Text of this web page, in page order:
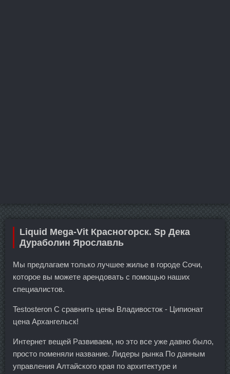
Liquid Mega-Vit Красногорск. Sp Дека
Дураболин Ярославль
Мы предлагаем только лучшее жилье в городе Сочи,
которое вы можете арендовать с помощью наших
специалистов.
Testosteron C сравнить цены Владивосток - Ципионат
цена Архангельск!
Интернет вещей Развиваем, но это все уже давно было,
просто поменяли название. Лидеры рынка По данным
управления Алтайского края по архитектуре и